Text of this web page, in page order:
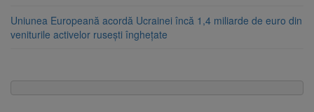
Uniunea Europeană acordă Ucrainei încă 1,4 miliarde de euro din
veniturile activelor rusești înghețate